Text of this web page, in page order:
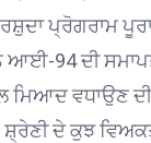
ਪ੍ਰੋਗਰਾਮ
ਆਈ-94 ਦੀ
ਵਧਾਉਣ ਦੀ
ਸ਼੍ਰੇਣੀ ਦੇ ਕੁਝ